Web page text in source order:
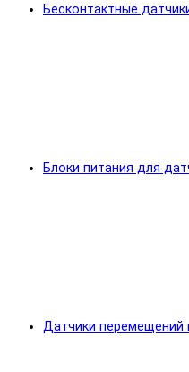
Бесконтактные
Блоки питания для
Датчики перемещений